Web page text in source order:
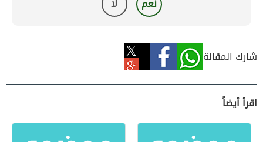
نعم لا
شارك المقالة
اقرأ أيضاً